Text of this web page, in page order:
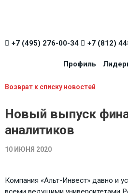
+7 (495) 276-00-34 +7 (812)
Профиль
Возврат к списку новостей
Новый выпуск
аналитиков
10 ИЮНЯ 2020
Компания «Альт-Инвест» давно и